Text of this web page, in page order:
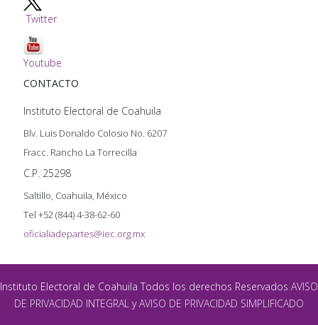
Twitter
Youtube
CONTACTO
Instituto Electoral de Coahuila
Blv. Luis Donaldo Colosio No. 6207
Fracc. Rancho La Torrecilla
C.P. 25298
Saltillo, Coahuila, México
Tel +52 (844) 4-38-62-60
oficialiadepartes@iec.org.mx
Instituto Electoral de Coahuila Todos los derechos Reservados AVISO
DE PRIVACIDAD INTEGRAL yAVISO DE PRIVACIDAD SIMPLIFICADO